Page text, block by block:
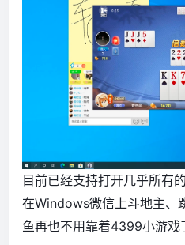
目前已经支持打开几乎所有
在Windows微信上斗地主、
鱼再也不用靠着4399小游戏